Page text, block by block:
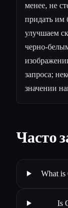
менее, не
придать им
улучшаем
черно-
запроса;
значении
Часто
What is
Is